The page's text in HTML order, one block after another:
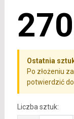
270
Ostatnia
Po złożeniu
potwierdzić
Liczba sztuk: